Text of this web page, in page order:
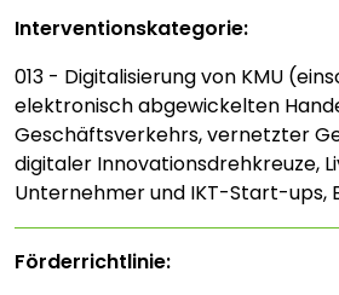
Interventions­kategorie:
013 - Digitalisierung von KMU
elektronisch abgewickelten
Geschäftsverkehrs, vernetzter
digitaler Innovationsdrehkreuze,
Unternehmer und IKT-Start-ups,
Förderrichtlinie: